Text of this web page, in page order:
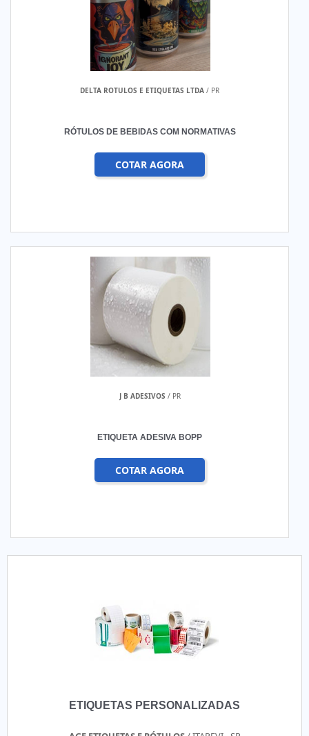
DELTA ROTULOS E ETIQUETAS LTDA / PR
RÓTULOS DE BEBIDAS COM NORMATIVAS
COTAR AGORA
J B ADESIVOS / PR
ETIQUETA ADESIVA BOPP
COTAR AGORA
ETIQUETAS PERSONALIZADAS